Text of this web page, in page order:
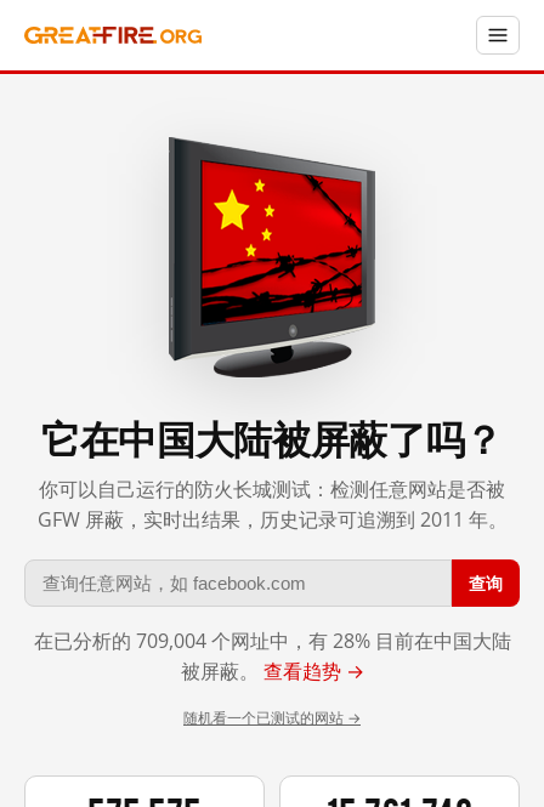
它在中国大陆被屏蔽了吗？
你可以自己运行的防火长城测试：检测任意网站是否被
GFW 屏蔽，实时出结果，历史记录可追溯到 2011 年。
查询
在已分析的 709,004 个网址中，有 28% 目前在中国大陆
被屏蔽。 查看趋势 →
随机看一个已测试的网站 →